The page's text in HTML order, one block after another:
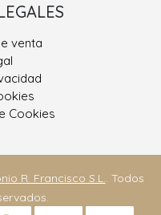
venta
Cookies
R. Francisco S.L.. Todos